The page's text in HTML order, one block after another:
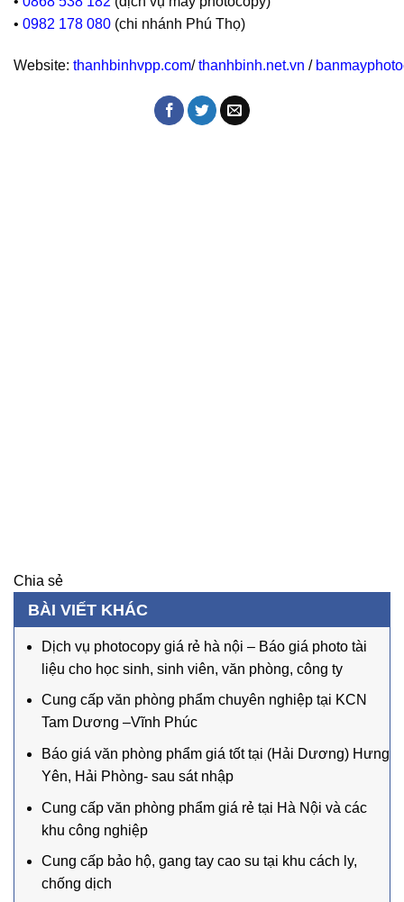
• 0982 178 080 (chi nhánh Phú Thọ)
Website: thanhbinhvpp.com/thanhbinh.net.vn /
Chia sẻ
BÀI VIẾT KHÁC
Dịch vụ photocopy giá rẻ hà nội – Báo giá photo tài
liệu cho học sinh, sinh viên, văn phòng, công ty
Cung cấp văn phòng phẩm chuyên nghiệp tại KCN
Tam Dương –Vĩnh Phúc
Báo giá văn phòng phẩm giá tốt tại (Hải Dương) Hưng
Yên, Hải Phòng- sau sát nhập
Cung cấp văn phòng phẩm giá rẻ tại Hà Nội và các
khu công nghiệp
Cung cấp bảo hộ, gang tay cao su tại khu cách ly,
chống dịch